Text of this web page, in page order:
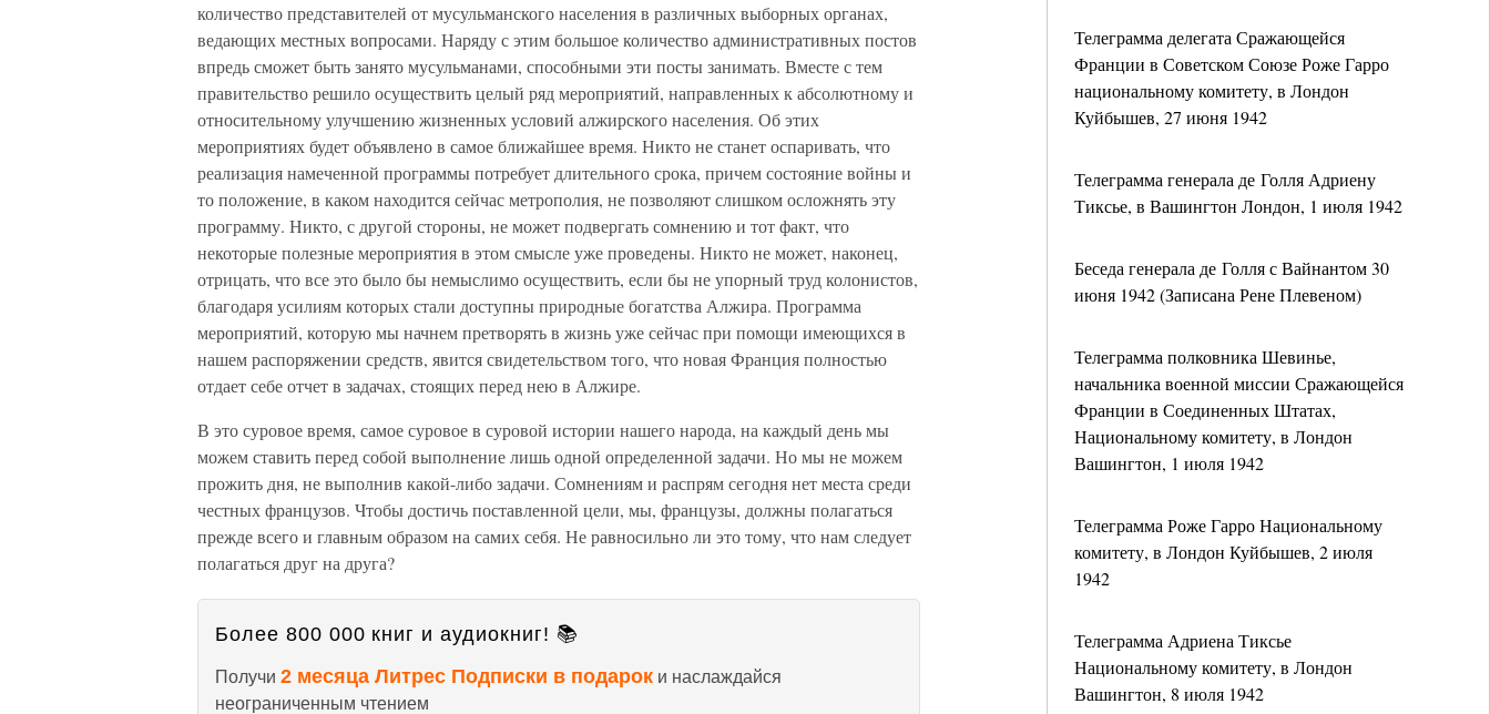
Телеграмма делегата Сражающейся
Франции в Советском Союзе Роже Гарро
национальному комитету, в Лондон
Куйбышев, 27 июня 1942
Телеграмма генерала де Голля Адриену
Тиксье, в Вашингтон Лондон, 1 июля 1942
Беседа генерала де Голля с Вайнантом 30
июня 1942 (Записана Рене Плевеном)
Телеграмма полковника Шевинье,
начальника военной миссии Сражающейся
Франции в Соединенных Штатах,
Национальному комитету, в Лондон
Вашингтон, 1 июля 1942
Телеграмма Роже Гарро Национальному
комитету, в Лондон Куйбышев, 2 июля
1942
Телеграмма Адриена Тиксье
Национальному комитету, в Лондон
Вашингтон, 8 июля 1942
количество представителей от мусульманского населения в различных выборных органах,
ведающих местных вопросами. Наряду с этим большое количество административных постов
впредь сможет быть занято мусульманами, способными эти посты занимать. Вместе с тем
правительство решило осуществить целый ряд мероприятий, направленных к абсолютному и
относительному улучшению жизненных условий алжирского населения. Об этих
мероприятиях будет объявлено в самое ближайшее время. Никто не станет оспаривать, что
реализация намеченной программы потребует длительного срока, причем состояние войны и
то положение, в каком находится сейчас метрополия, не позволяют слишком осложнять эту
программу. Никто, с другой стороны, не может подвергать сомнению и тот факт, что
некоторые полезные мероприятия в этом смысле уже проведены. Никто не может, наконец,
отрицать, что все это было бы немыслимо осуществить, если бы не упорный труд колонистов,
благодаря усилиям которых стали доступны природные богатства Алжира. Программа
мероприятий, которую мы начнем претворять в жизнь уже сейчас при помощи имеющихся в
нашем распоряжении средств, явится свидетельством того, что новая Франция полностью
отдает себе отчет в задачах, стоящих перед нею в Алжире.
В это суровое время, самое суровое в суровой истории нашего народа, на каждый день мы
можем ставить перед собой выполнение лишь одной определенной задачи. Но мы не можем
прожить дня, не выполнив какой-либо задачи. Сомнениям и распрям сегодня нет места среди
честных французов. Чтобы достичь поставленной цели, мы, французы, должны полагаться
прежде всего и главным образом на самих себя. Не равносильно ли это тому, что нам следует
полагаться друг на друга?
Более 800 000 книг и аудиокниг! 📚
Получи 2 месяца Литрес Подписки в подарок и наслаждайся
неограниченным чтением